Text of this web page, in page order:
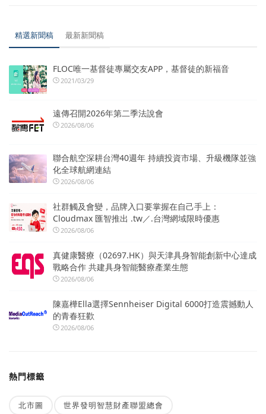
精選新聞稿 最新新聞稿
FLOC唯一基督徒專屬交友APP，基督徒的新福音
2021/03/29
遠傳召開2026年第二季法說會
2026/08/06
聯合航空深耕台灣40週年 持續投資市場、升級機隊並強
化全球航網連結
2026/08/06
社群觸及會變，品牌入口要掌握在自己手上：
Cloudmax 匯智推出 .tw／.台灣網域限時優惠
2026/08/06
真健康醫療（02697.HK）與天津具身智能創新中心達成
戰略合作 共建具身智能醫療產業生態
2026/08/06
陳嘉樺Ella選擇Sennheiser Digital 6000打造震撼動人
的青春狂歡
2026/08/06
熱門標籤
北市圖 世界發明智慧財產聯盟總會